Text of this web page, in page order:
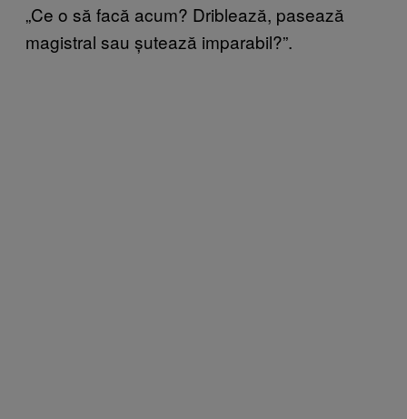
„Ce o să facă acum? Driblează, pasează
magistral sau șutează imparabil?”.